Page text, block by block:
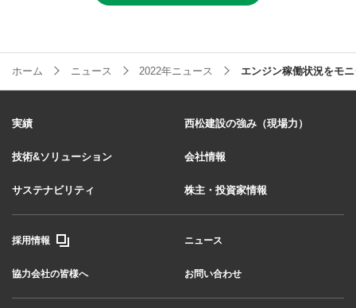
ホーム ニュース 2022年ニュース エンジン稼働状況をモ
実績 西松建設の強み（現場力）
技術&ソリューション 会社情報
サステナビリティ 株主・投資家情報
採用情報 ニュース
協力会社の皆様へ お問い合わせ